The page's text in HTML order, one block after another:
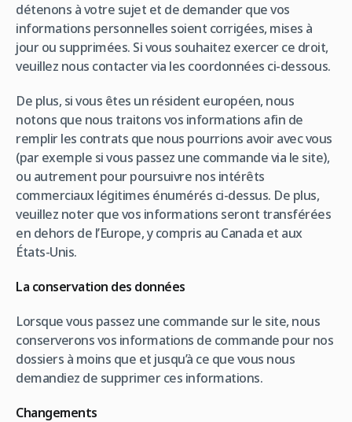
détenons à votre sujet et de demander que vos
informations personnelles soient corrigées, mises à
jour ou supprimées. Si vous souhaitez exercer ce droit,
veuillez nous contacter via les coordonnées ci-dessous.
De plus, si vous êtes un résident européen, nous
notons que nous traitons vos informations afin de
remplir les contrats que nous pourrions avoir avec vous
(par exemple si vous passez une commande via le site),
ou autrement pour poursuivre nos intérêts
commerciaux légitimes énumérés ci-dessus. De plus,
veuillez noter que vos informations seront transférées
en dehors de l’Europe, y compris au Canada et aux
États-Unis.
La conservation des données
Lorsque vous passez une commande sur le site, nous
conserverons vos informations de commande pour nos
dossiers à moins que et jusqu’à ce que vous nous
demandiez de supprimer ces informations.
Changements